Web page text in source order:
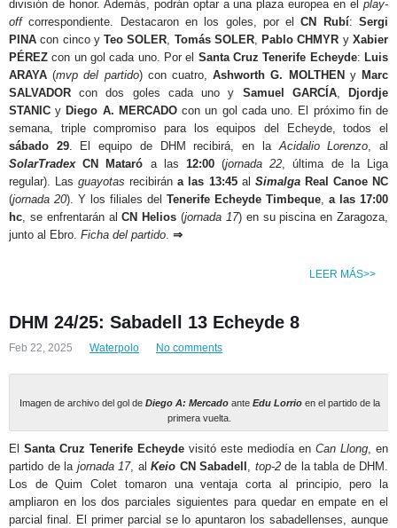
división de honor. Además, podrán optar a una plaza europea en el play-
offcorrespondiente. Destacaron en los goles, por elCN Rubí:Sergi
PINA con cinco yTeo SOLER, Tomás SOLER, Pablo CHMYR yXabier
PÉREZcon un gol cada uno. Por el Santa Cruz Tenerife Echeyde: Luis
ARAYA (mvp del partido) con cuatro,Ashworth G. MOLTHEN y Marc
SALVADOR con dos goles cada uno y Samuel GARCÍA,
Djordje
STANIC y Diego A. MERCADOcon un gol cada uno. El próximo fin de
semana, triple compromiso para los equipos del Echeyde, todos el
sábado 29. El equipo de DHM recibirá, en laAcidalio Lorenzo, al
SolarTradexCN Mataró a las 12:00(jornada 22, última de la Liga
regular). Las guayotas recibirána las 13:45al SimalgaReal Canoe NC
(jornada 20). Y los filiales del Tenerife Echeyde Timbeque, a las 17:00
hc, se enfrentarán alCN Helios (jornada 17) en su piscina en Zaragoza,
junto al Ebro. Ficha del partido. ⇒
LEER MÁS>>
DHM 24/25: Sabadell 13 Echeyde 8
Feb 22, 2025 Waterpolo No comments
Imagen de archivo del gol de Diego A: Mercado anteEdu Lorrio en el partido de la
primera vuelta.
El Santa Cruz Tenerife Echeyde visitó este mediodía en Can Llong, en
partido de la jornada 17, al Keio CN Sabadell , top-2de la tabla de DHM.
Los de Quim Colet tomaron una ventaja corta al principio, pero la
ampliaron en los dos parciales siguientes para quedar en empate en el
parcial final. El primer parcial se lo apuntaron los sabadellenses, aunque